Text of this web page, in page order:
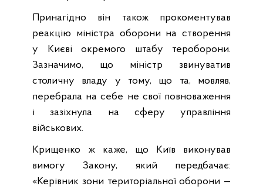
Принагідно він також прокоментував
реакцію міністра оборони на створення
у Києві окремого штабу тероборони.
Зазначимо, що міністр звинуватив
столичну владу у тому, що та, мовляв,
перебрала на себе не свої повноваження
і зазіхнула на сферу управління
військових.
Крищенко ж каже, що Київ виконував
вимогу Закону, який передбачає:
«Керівник зони територіальної оборони —